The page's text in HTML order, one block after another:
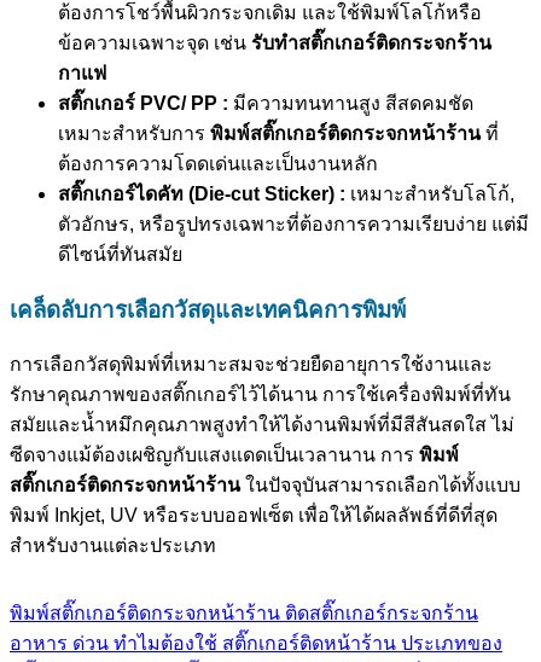
ต้องการโชว์พื้นผิวกระจกเดิม และใช้พิมพ์โลโก้หรือ
ข้อความเฉพาะจุด เช่น รับทำสติ๊กเกอร์ติดกระจกร้าน
กาแฟ
สติ๊กเกอร์ PVC/ PP : มีความทนทานสูง สีสดคมชัด
เหมาะสำหรับการ พิมพ์สติ๊กเกอร์ติดกระจกหน้าร้านที่
ต้องการความโดดเด่นและเป็นงานหลัก
สติ๊กเกอร์ไดคัท (Die-cut Sticker) : เหมาะสำหรับโลโก้,
ตัวอักษร, หรือรูปทรงเฉพาะที่ต้องการความเรียบง่าย แต่มี
ดีไซน์ที่ทันสมัย
เคล็ดลับการเลือกวัสดุและเทคนิคการพิมพ์
การเลือกวัสดุพิมพ์ที่เหมาะสมจะช่วยยืดอายุการใช้งานและ
รักษาคุณภาพของสติ๊กเกอร์ไว้ได้นาน การใช้เครื่องพิมพ์ที่ทัน
สมัยและน้ำหมึกคุณภาพสูงทำให้ได้งานพิมพ์ที่มีสีสันสดใส ไม่
ซีดจางแม้ต้องเผชิญกับแสงแดดเป็นเวลานาน การ พิมพ์
สติ๊กเกอร์ติดกระจกหน้าร้านในปัจจุบันสามารถเลือกได้ทั้งแบบ
พิมพ์ Inkjet, UV หรือระบบออฟเซ็ต เพื่อให้ได้ผลลัพธ์ที่ดีที่สุด
สำหรับงานแต่ละประเภท
พิมพ์สติ๊กเกอร์ติดกระจกหน้าร้าน ติดสติ๊กเกอร์กระจกร้าน
อาหาร ด่วน ทำไมต้องใช้ สติ๊กเกอร์ติดหน้าร้าน ประเภทของ